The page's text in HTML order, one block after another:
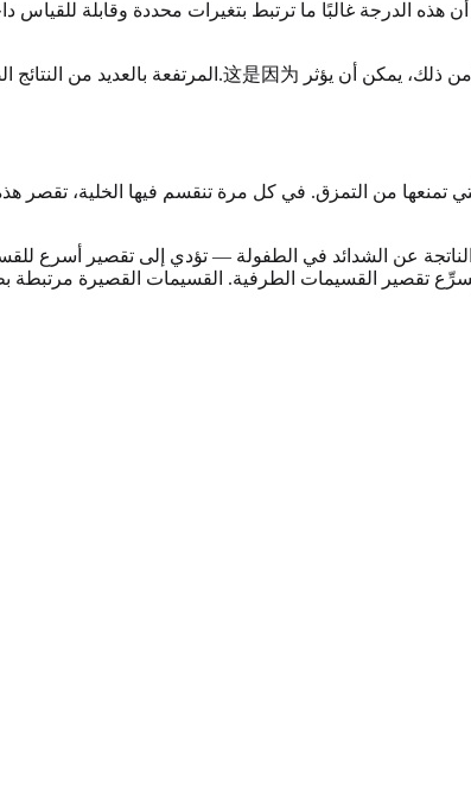
عن الشدائد في الطفولة — تؤدي إلى تقصير أسرع
وتُسرِّع تقصير القسيمات الطرفية. القسيمات القصيرة